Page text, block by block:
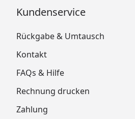
Kundenservice
Rückgabe & Umtausch
Kontakt
FAQs & Hilfe
Rechnung drucken
Zahlung